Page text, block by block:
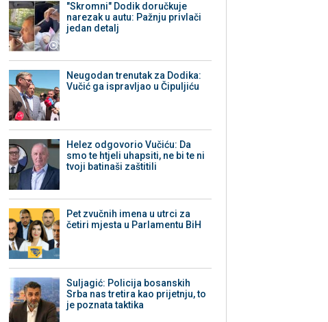
"Skromni" Dodik doručkuje
narezak u autu: Pažnju privlači
jedan detalj
Neugodan trenutak za Dodika:
Vučić ga ispravljao u Čipuljiću
Helez odgovorio Vučiću: Da
smo te htjeli uhapsiti, ne bi te ni
tvoji batinaši zaštitili
Pet zvučnih imena u utrci za
četiri mjesta u Parlamentu BiH
Suljagić: Policija bosanskih
Srba nas tretira kao prijetnju, to
je poznata taktika